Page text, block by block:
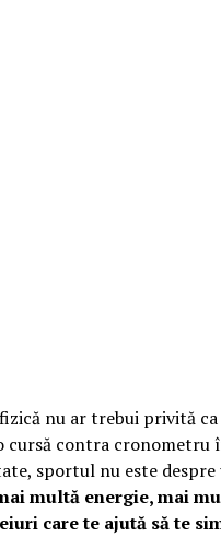
nu ar trebui privită
cursă contra cronometru
sportul nu este despre
multă energie, mai
care te ajută să te